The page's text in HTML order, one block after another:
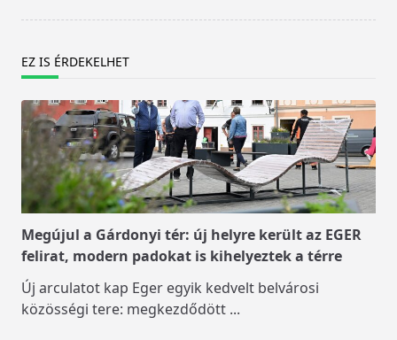
EZ IS ÉRDEKELHET
Megújul a Gárdonyi tér: új helyre került az EGER
felirat, modern padokat is kihelyeztek a térre
Új arculatot kap Eger egyik kedvelt belvárosi
közösségi tere: megkezdődött ...